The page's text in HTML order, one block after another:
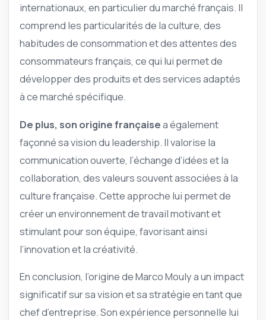
internationaux, en particulier du marché français. Il
comprend les particularités de la culture, des
habitudes de consommation et des attentes des
consommateurs français, ce qui lui permet de
développer des produits et des services adaptés
à ce marché spécifique.
De plus, son origine françaisea également
façonné sa vision du leadership. Il valorise la
communication ouverte, l’échange d’idées et la
collaboration, des valeurs souvent associées à la
culture française. Cette approche lui permet de
créer un environnement de travail motivant et
stimulant pour son équipe, favorisant ainsi
l’innovation et la créativité.
En conclusion, l’origine de Marco Mouly a un impact
significatif sur sa vision et sa stratégie en tant que
chef d’entreprise. Son expérience personnelle lui